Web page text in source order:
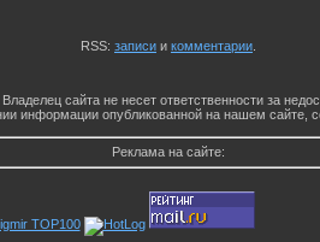
RSS: записи и комментарии
сайта не несет ответственности за
информации опубликованной на нашем сайте,
Реклама на сайте: